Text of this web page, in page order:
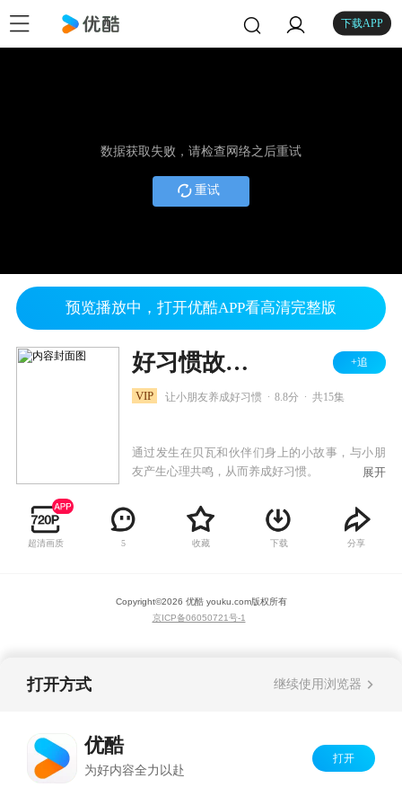
下载APP
数据获取失败，请检查网络之后重试
重试
预览播放中，打开优酷APP看高清完整版
好习惯故事 贝瓦成长乐园 +追
VIP 让小朋友养成好习惯 8.8分 共15集
通过发生在贝瓦和伙伴们身上的小故事，与小朋
友产生心理共鸣，从而养成好习惯。
展开
超清画质 5 收藏 下载 分享
Copyright©2026 优酷 youku.com版权所有
京ICP备06050721号-1
打开方式 继续使用浏览器
优酷
为好内容全力以赴
打开